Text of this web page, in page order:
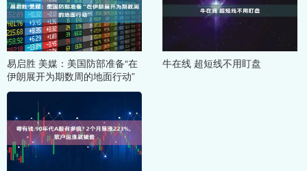
易启胜 美媒：美国防部准备“在
伊朗展开为期数周的地面行动”
牛在线 超短线不用盯盘